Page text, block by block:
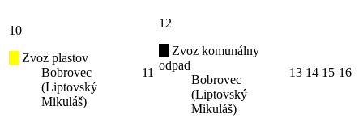
10
Zvoz plastov
Bobrovec
(Liptovský
Mikuláš)
11
12
Zvoz komunálny
odpad
Bobrovec
(Liptovský
Mikuláš)
13 14 15 16